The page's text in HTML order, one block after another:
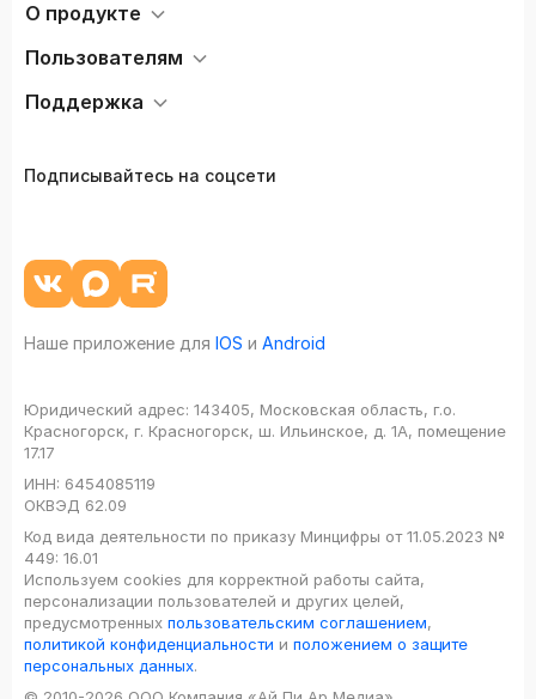
О продукте
Пользователям
Поддержка
Подписывайтесь на соцсети
Наше приложение для IOS и Android
Юридический адрес: 143405, Московская область, г.о.
Красногорск, г. Красногорск, ш. Ильинское, д. 1А, помещение
17.17
ИНН: 6454085119
ОКВЭД 62.09
Код вида деятельности по приказу Минцифры от 11.05.2023 №
449: 16.01
Используем cookies для корректной работы сайта,
персонализации пользователей и других целей,
предусмотренных пользовательским соглашением,
политикой конфиденциальности и положением о защите
персональных данных.